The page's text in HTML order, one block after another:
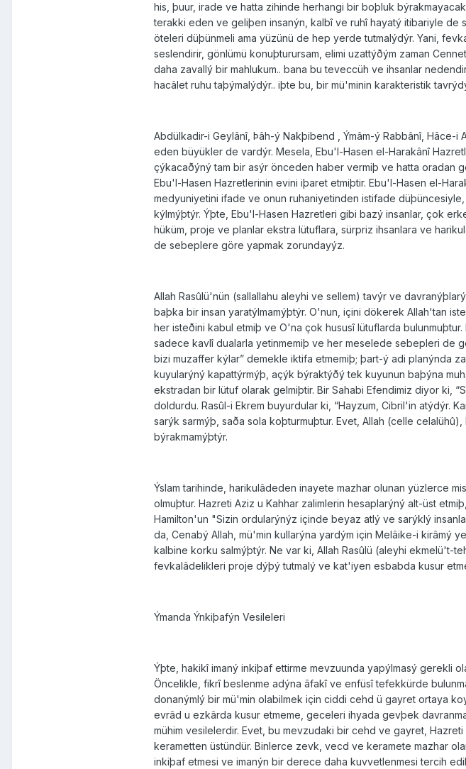
his, þuur, irade ve hatta zihinde herhangi bir boþluk
terakki eden ve geliþen insanýn, kalbî ve ruhî hayatý itibariyle de
öteleri düþünmeli ama yüzünü de hep yerde tutmalýdýr. Yani,
seslendirir, gönlümü konuþturursam, elimi uzattýðým zaman
daha zavallý bir mahlukum.. bana bu teveccüh ve ihsanlar
hacâlet ruhu taþýmalýdýr.. iþte bu, bir mü'minin karakteristik
Abdülkadir-i Geylânî, Þâh-ý Nakþibend , Ýmâm-ý Rabbânî,
eden büyükler de vardýr. Mesela, Ebu'l-Hasen el-Harakânî
çýkacaðýný tam bir asýr önceden haber vermiþ ve hatta oradan
Ebu'l-Hasen Hazretlerinin evini iþaret etmiþtir. Ebu'l-Hasen el-
medyuniyetini ifade ve onun ruhaniyetinden istifade
kýlmýþtýr. Ýþte, Ebu'l-Hasen Hazretleri gibi bazý insanlar, çok
hüküm, proje ve planlar ekstra lütuflara, sürpriz ihsanlara ve
de sebeplere göre yapmak zorundayýz.
Allah Rasûlü'nün (sallallahu aleyhi ve sellem) tavýr ve
baþka bir insan yaratýlmamýþtýr. O'nun, içini dökerek Allah'tan
her isteðini kabul etmiþ ve O'na çok hususî lütuflarda
sadece kavlî dualarla yetinmemiþ ve her meselede sebepleri de
bizi muzaffer kýlar” demekle iktifa etmemiþ; þart-ý adi planýnda
kuyularýný kapattýrmýþ, açýk býraktýðý tek kuyunun baþýna
ekstradan bir lütuf olarak gelmiþtir. Bir Sahabi Efendimiz diyor ki,
doldurdu. Rasûl-i Ekrem buyurdular ki, “Hayzum, Cibril'in atýdýr.
sarýk sarmýþ, saða sola koþturmuþtur. Evet, Allah (celle
býrakmamýþtýr.
Ýslam tarihinde, harikulâdeden inayete mazhar olunan yüzlerce
olmuþtur. Hazreti Aziz u Kahhar zalimlerin hesaplarýný alt-üst
Hamilton'un "Sizin ordularýnýz içinde beyaz atlý ve sarýklý
da, Cenabý Allah, mü'min kullarýna yardým için Melâike-i kirâmý
kalbine korku salmýþtýr. Ne var ki, Allah Rasûlü (aleyhi
fevkalâdelikleri proje dýþý tutmalý ve kat'iyen esbabda kusur
Ýmanda Ýnkiþafýn Vesileleri
Ýþte, hakikî imaný inkiþaf ettirme mevzuunda yapýlmasý gerekli
Öncelikle, fikrî beslenme adýna âfakî ve enfüsî tefekkürde
donanýmlý bir mü'min olabilmek için ciddi cehd ü gayret ortaya
evrâd u ezkârda kusur etmeme, geceleri ihyada gevþek
mühim vesilelerdir. Evet, bu mevzudaki bir cehd ve gayret,
kerametten üstündür. Binlerce zevk, vecd ve keramete mazhar
inkiþaf etmesi ve imanýn bir derece daha kuvvetlenmesi tercih